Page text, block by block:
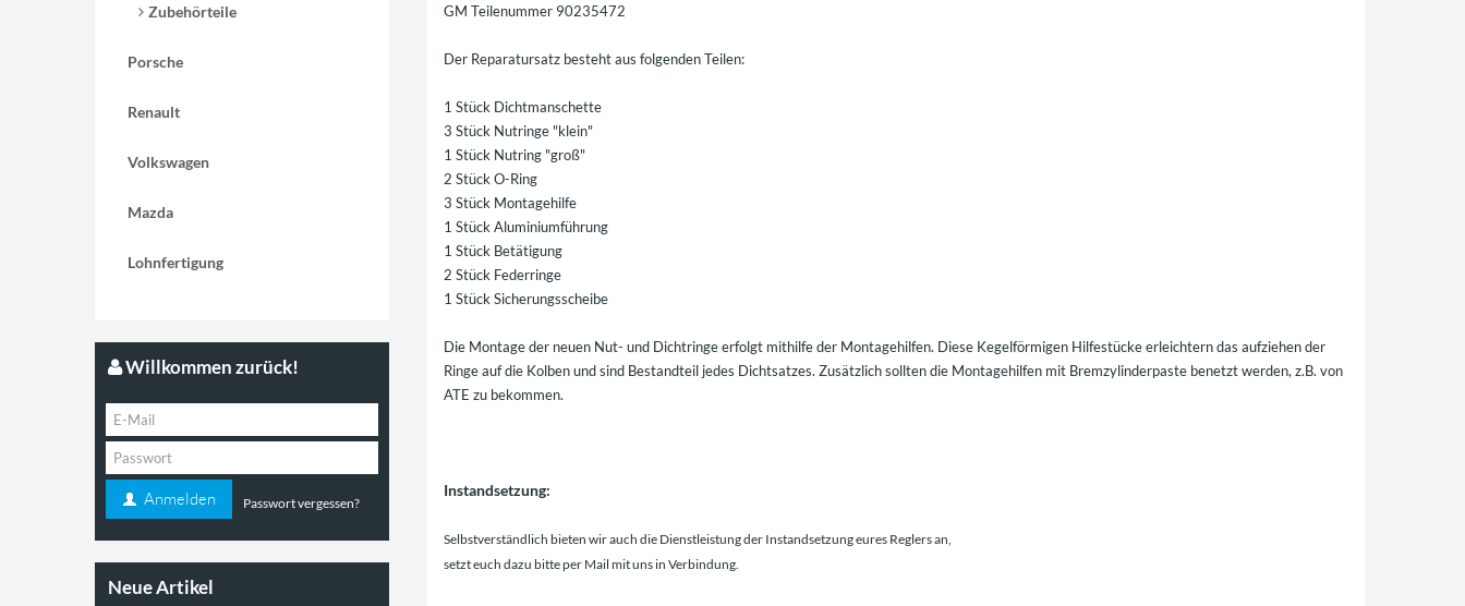
GM Teilenummer 90235472
Der Reparatursatz besteht aus folgenden Teilen:
1 Stück Dichtmanschette
3 Stück Nutringe "klein"
1 Stück Nutring "groß"
2 Stück O-Ring
3 Stück Montagehilfe
1 Stück Aluminiumführung
1 Stück Betätigung
2 Stück Federringe
1 Stück Sicherungsscheibe
Die Montage der neuen Nut- und Dichtringe erfolgt mithilfe der Montagehilfen. Diese Kegelförmigen Hilfestücke erleichtern das aufziehen der
Ringe auf die Kolben und sind Bestandteil jedes Dichtsatzes. Zusätzlich sollten die Montagehilfen mit Bremzylinderpaste benetzt werden, z.B. von
ATE zu bekommen.
Instandsetzung:
Selbstverständlich bieten wir auch die Dienstleistung der Instandsetzung eures Reglers an,
setzt euch dazu bitte per Mail mit uns in Verbindung.
Zubehörteile
Porsche
Renault
Volkswagen
Mazda
Lohnfertigung
Willkommen zurück!
Anmelden Passwort vergessen?
Neue Artikel